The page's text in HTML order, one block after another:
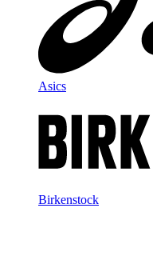
Asics
Birkenstock